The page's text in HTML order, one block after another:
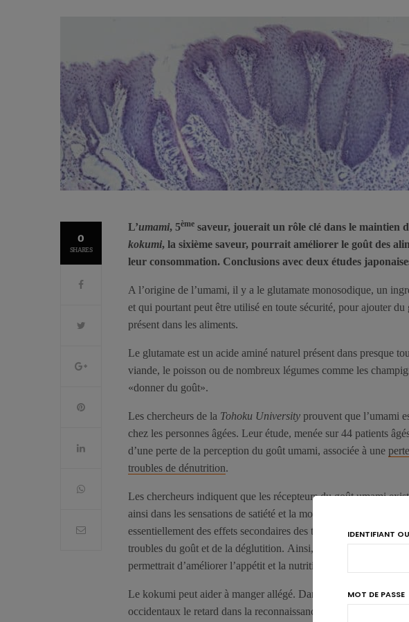
0
SHARES
L’umami, 5ème saveur, jouerait un rôle clé dans le maintien
kokumi, la sixième saveur, pourrait améliorer le goût des
leur consommation. Conclusions avec deux études
A l’origine de l’umami, il y a le glutamate monosodique, un
et qui pourtant peut être utilisé en toute sécurité, pour ajouter
présent dans les aliments.
Le glutamate est un acide aminé naturel présent dans presque
viande, le poisson ou de nombreux légumes comme les
«donner du goût».
Les chercheurs de la Tohoku University prouvent que l’umami
chez les personnes âgées. Leur étude, menée sur 44 patients
d’une perte de la perception du goût umami, associée à une
troubles de dénutrition.
Les chercheurs indiquent que les récepteurs du goût umami
ainsi dans les sensations de satiété et la modulation de la
essentiellement des effets secondaires des traitements
troubles du goût et de la déglutition. Ainsi, les traiter par la
permettrait d’améliorer l’appétit et la nutrition.
Le kokumi peut aider à manger allégé. Dans la même édition,
occidentaux le retard dans la reconnaissance de l’umami comme
IDENTIFIANT
MOT DE PASSE